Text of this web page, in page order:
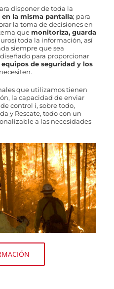
disponer de toda la
en la misma pantalla; para
la toma de decisiones en
que monitoriza, guarda
toda la información, así
siempre que sea
para proporcionar
de seguridad y los
que utilizamos tienen
la capacidad de enviar
control i, sobre todo,
y Rescate, todo con un
a las necesidades